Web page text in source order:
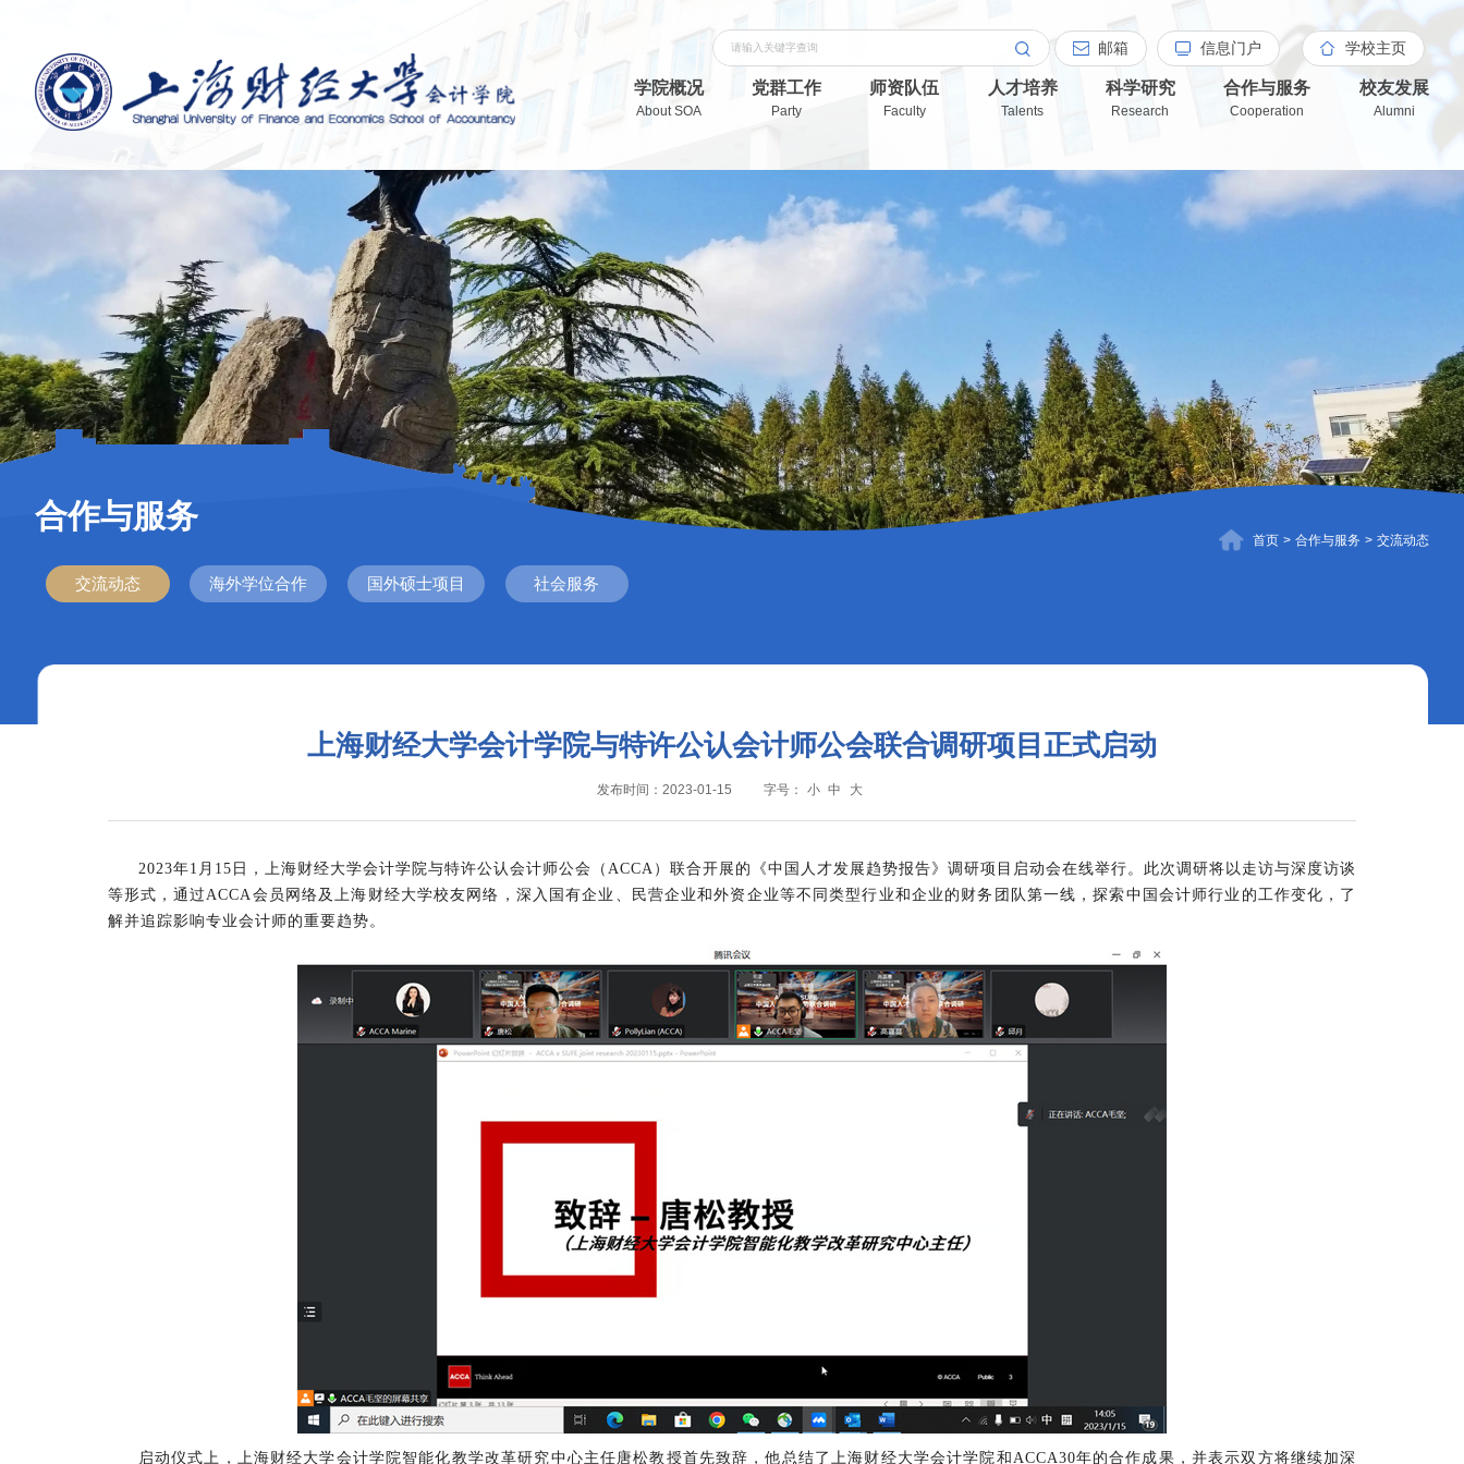
邮箱 信息门户 学校主页
学院概况
About SOA
党群工作
Party
师资队伍
Faculty
人才培养
Talents
科学研究
Research
合作与服务
Cooperation
校友发展
Alumni
合作与服务
首页 > 合作与服务 > 交流动态
交流动态 海外学位合作 国外硕士项目 社会服务
上海财经大学会计学院与特许公认会计师公会联合调研项目正式启动
发布时间：2023-01-15 字号： 小 中 大
2023年1月15日，上海财经大学会计学院与特许公认会计师公会 （ ACCA ）联合开展的《中国人才发展趋势报告》调研项目启动会在线举行。此次调研将以走访与深度访谈
等形式，通过ACCA会员网络及上海财经大学校友网络，深入国有企业、民营企业和外资企业等不同类型行业和企业的财务团队第一线，探索中国会计师行业的工作变化，了
解并追踪影响专业会计师的重要趋势。
启动仪式上，上海财经大学会计学院智能化教学改革研究中心主任唐松教授首先致辞，他总结了上海财经大学会计学院和ACCA30年的合作成果，并表示双方将继续加深